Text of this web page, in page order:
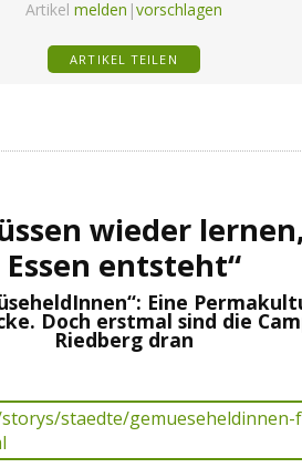
Artikel melden |vorschlagen
ARTIKEL TEILEN
wieder
Essen entsteht“
Eine
Doch erstmal sind die
Riedberg dran